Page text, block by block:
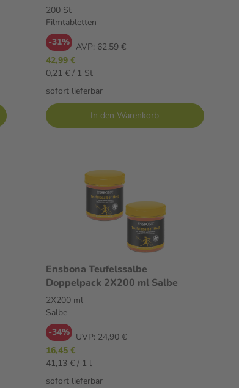
200 St
Filmtabletten
-31% AVP: 62,59 €
42,99 €
0,21 € / 1 St
sofort lieferbar
In den Warenkorb
Ensbona Teufelssalbe
Doppelpack 2X200 ml Salbe
2X200 ml
Salbe
-34%
UVP: 24,90 €
16,45 €
41,13 € / 1 l
sofort lieferbar